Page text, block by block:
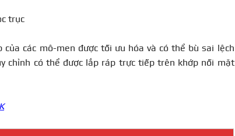
trục
của các mô-men được tối ưu hóa và có thể bù sai lệch
chỉnh có thể được lắp ráp trực tiếp trên khớp nối mặt